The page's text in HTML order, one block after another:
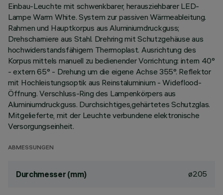
Einbau-Leuchte mit schwenkbarer, herausziehbarer LED-
Lampe Warm White. System zur passiven Wärmeableitung.
Rahmen und Hauptkorpus aus Aluminiumdruckguss;
Drehscharniere aus Stahl. Drehring mit Schutzgehäuse aus
hochwiderstandsfähigem Thermoplast. Ausrichtung des
Korpus mittels manuell zu bedienender Vorrichtung: intern 40°
- extern 65° - Drehung um die eigene Achse 355°. Reflektor
mit Hochleistungsoptik aus Reinstaluminium - Wideflood-
Öffnung. Verschluss-Ring des Lampenkörpers aus
Aluminiumdruckguss. Durchsichtiges,gehärtetes Schutzglas.
Mitgelieferte, mit der Leuchte verbundene elektronische
Versorgungseinheit.
ABMESSUNGEN
Durchmesser (mm) ø205